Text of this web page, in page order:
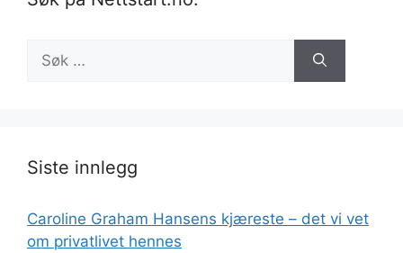
etter:
Siste innlegg
Caroline Graham Hansens kjæreste – det vi vet
om privatlivet hennes